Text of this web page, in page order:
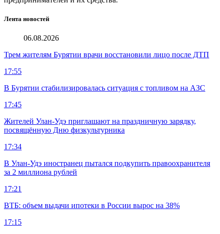
Лента новостей
06.08.2026
Трем жителям Бурятии врачи восстановили лицо после ДТП
17:55
В Бурятии стабилизировалась ситуация с топливом на АЗС
17:45
Жителей Улан-Удэ приглашают на праздничную зарядку,
посвящённую Дню физкультурника
17:34
В Улан-Удэ иностранец пытался подкупить правоохранителя
за 2 миллиона рублей
17:21
ВТБ: объем выдачи ипотеки в России вырос на 38%
17:15